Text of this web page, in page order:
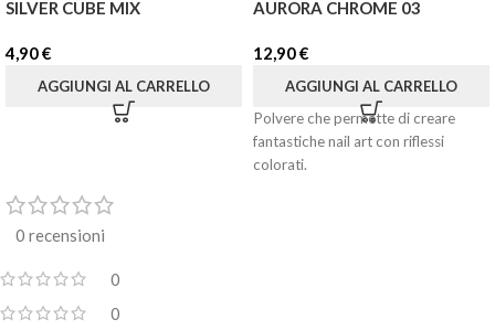
SILVER CUBE MIX
4,90€
AGGIUNGI AL CARRELLO
AURORA CHROME 03
12,90€
AGGIUNGI AL CARRELLO
Polvere che permette di creare
fantastiche nail art con riflessi
colorati.
0 recensioni
0
0